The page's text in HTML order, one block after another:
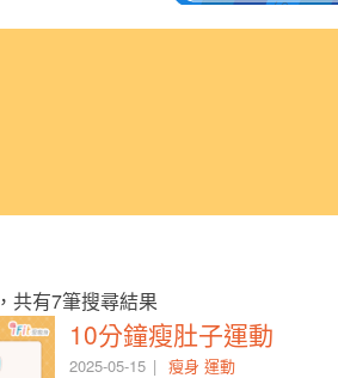
，共有7筆搜尋結果
10分鐘瘦肚子運動
2025-05-15 瘦身 運動